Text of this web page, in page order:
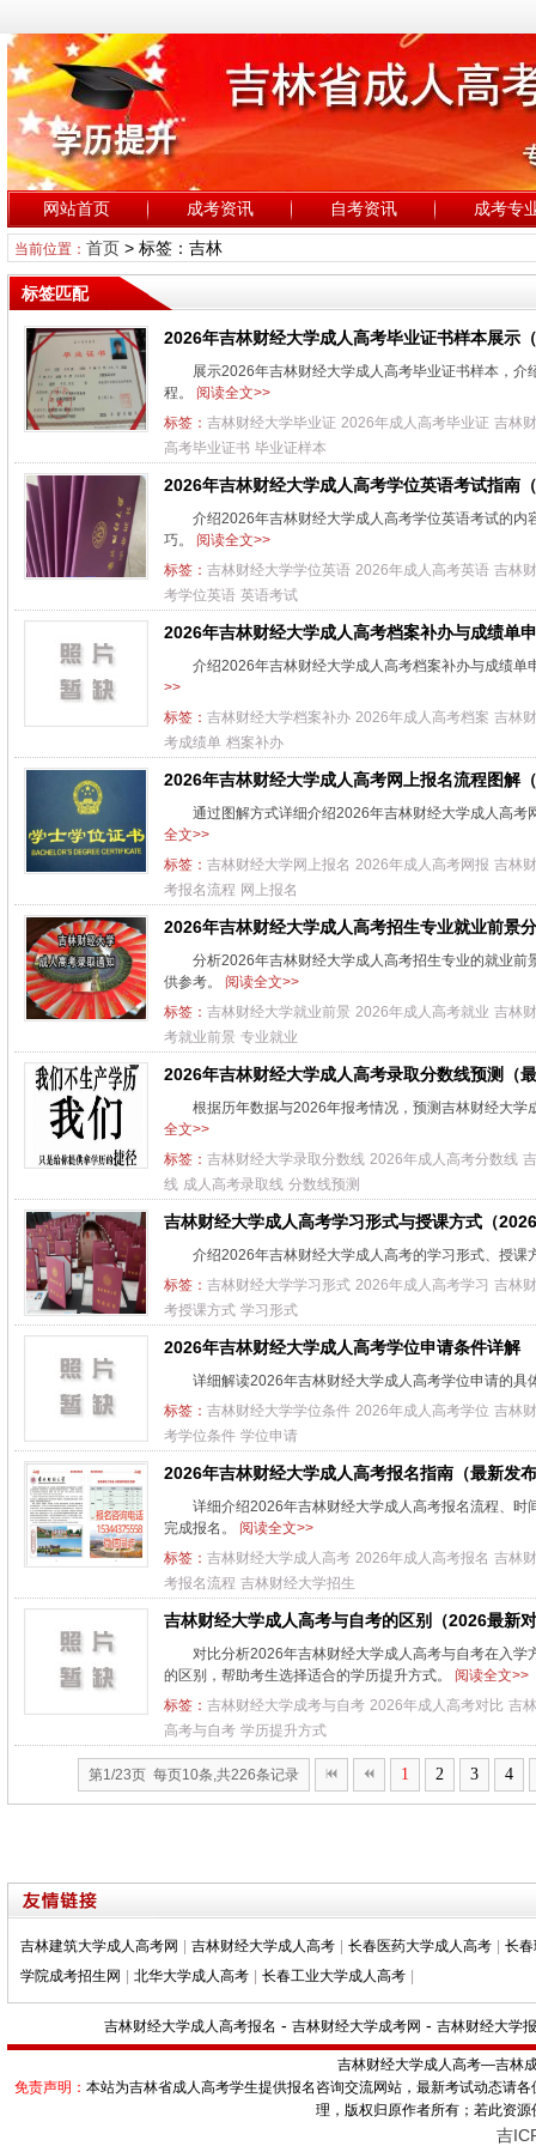
网站首页 成考资讯 自考资讯 成考专
当前位置： 首页> 标签：吉林
标签匹配
2026年吉林财经大学成人高考毕业证书样本展示
展示2026年吉林财经大学成人高考毕业证书样本，
程。
阅读全文>>
标签： 吉林财经大学毕业证 2026年成人高考毕业证 吉林
高考毕业证书 毕业证样本
2026年吉林财经大学成人高考学位英语考试指南
介绍2026年吉林财经大学成人高考学位英语考试的内
巧。
阅读全文>>
标签： 吉林财经大学学位英语 2026年成人高考英语 吉林
考学位英语 英语考试
2026年吉林财经大学成人高考档案补办与成绩单
介绍2026年吉林财经大学成人高考档案补办与成绩
>>
标签： 吉林财经大学档案补办 2026年成人高考档案 吉林
考成绩单 档案补办
2026年吉林财经大学成人高考网上报名流程图解
通过图解方式详细介绍2026年吉林财经大学成人高
全文>>
标签： 吉林财经大学网上报名 2026年成人高考网报 吉林
考报名流程 网上报名
2026年吉林财经大学成人高考招生专业就业前景
分析2026年吉林财经大学成人高考招生专业的就业前
供参考。
阅读全文>>
标签： 吉林财经大学就业前景 2026年成人高考就业 吉林
考就业前景 专业就业
2026年吉林财经大学成人高考录取分数线预测（
根据历年数据与2026年报考情况，预测吉林财经大
全文>>
标签： 吉林财经大学录取分数线 2026年成人高考分数线
线 成人高考录取线 分数线预测
吉林财经大学成人高考学习形式与授课方式（
介绍2026年吉林财经大学成人高考的学习形式、授
标签： 吉林财经大学学习形式 2026年成人高考学习 吉林
考授课方式 学习形式
2026年吉林财经大学成人高考学位申请条件详解
详细解读2026年吉林财经大学成人高考学位申请的
标签： 吉林财经大学学位条件 2026年成人高考学位 吉林
考学位条件 学位申请
2026年吉林财经大学成人高考报名指南（最新发
详细介绍2026年吉林财经大学成人高考报名流程、时
完成报名。
阅读全文>>
标签： 吉林财经大学成人高考 2026年成人高考报名 吉林
考报名流程 吉林财经大学招生
吉林财经大学成人高考与自考的区别（2026最新
对比分析2026年吉林财经大学成人高考与自考在入学
的区别，帮助考生选择适合的学历提升方式。
阅读全文>>
标签： 吉林财经大学成考与自考 2026年成人高考对比 吉
高考与自考 学历提升方式
第1/23页 每页10条,共226条记录 1 2 3 4
吉林建筑大学成人高考网 吉林财经大学成人高考 长春医药大学成人高考
长
学院成考招生网
北华大学成人高考 长春工业大学成人高考
吉林财经大学成人高考报名 - 吉林财经大学成考网 - 吉林财经大学
吉林财经大学成人高考—吉林
免责声明： 本站为吉林省成人高考学生提供报名咨询交流网站，最新考试动态请各
理，版权归原作者所有；若此资
吉